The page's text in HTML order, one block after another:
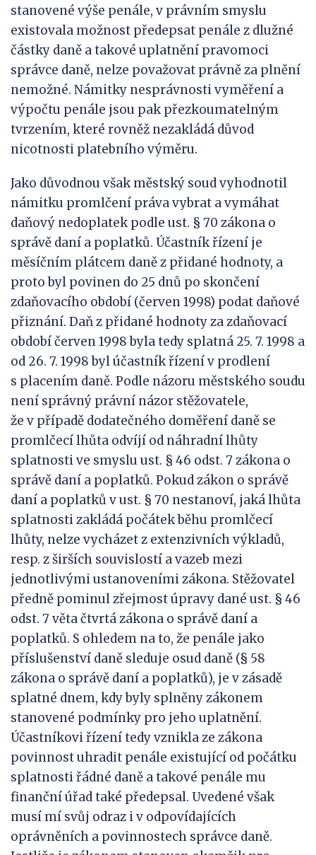
stanovené výše penále, v právním smyslu
existovala možnost předepsat penále z dlužné
částky daně a takové uplatnění pravomoci
správce daně, nelze považovat právně za plnění
nemožné. Námitky nesprávnosti vyměření a
výpočtu penále jsou pak přezkoumatelným
tvrzením, které rovněž nezakládá důvod
nicotnosti platebního výměru.
Jako důvodnou však městský soud vyhodnotil
námitku promlčení práva vybrat a vymáhat
daňový nedoplatek podle ust. § 70 zákona o
správě daní a poplatků. Účastník řízení je
měsíčním plátcem daně z přidané hodnoty, a
proto byl povinen do 25 dnů po skončení
zdaňovacího období (červen 1998) podat daňové
přiznání. Daň z přidané hodnoty za zdaňovací
období červen 1998 byla tedy splatná 25. 7. 1998 a
od 26. 7. 1998 byl účastník řízení v prodlení
s placením daně. Podle názoru městského soudu
není správný právní názor stěžovatele,
že v případě dodatečného doměření daně se
promlčecí lhůta odvíjí od náhradní lhůty
splatnosti ve smyslu ust. § 46 odst. 7 zákona o
správě daní a poplatků. Pokud zákon o správě
daní a poplatků v ust. § 70 nestanoví, jaká lhůta
splatnosti zakládá počátek běhu promlčecí
lhůty, nelze vycházet z extenzivních výkladů,
resp. z širších souvislostí a vazeb mezi
jednotlivými ustanoveními zákona. Stěžovatel
předně pominul zřejmost úpravy dané ust. § 46
odst. 7 věta čtvrtá zákona o správě daní a
poplatků. S ohledem na to, že penále jako
příslušenství daně sleduje osud daně (§ 58
zákona o správě daní a poplatků), je v zásadě
splatné dnem, kdy byly splněny zákonem
stanovené podmínky pro jeho uplatnění.
Účastníkovi řízení tedy vznikla ze zákona
povinnost uhradit penále existující od počátku
splatnosti řádné daně a takové penále mu
finanční úřad také předepsal. Uvedené však
musí mí svůj odraz i v odpovídajících
oprávněních a povinnostech správce daně.